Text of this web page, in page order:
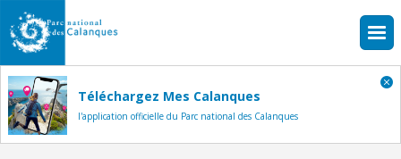
Skip to main content
Téléchargez Mes Calanques
l'application officielle du Parc national des Calanques